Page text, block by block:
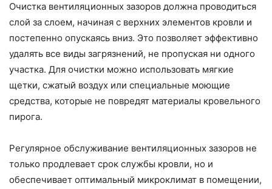
Очистка вентиляционных зазоров должна проводиться
слой за слоем, начиная с верхних элементов кровли и
постепенно опускаясь вниз. Это позволяет эффективно
удалять все виды загрязнений, не пропуская ни одного
участка. Для очистки можно использовать мягкие
щетки, сжатый воздух или специальные моющие
средства, которые не повредят материалы кровельного
пирога.
Регулярное обслуживание вентиляционных зазоров не
только продлевает срок службы кровли, но и
обеспечивает оптимальный микроклимат в помещении,